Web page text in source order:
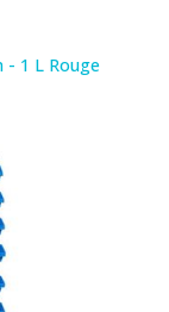
- 1 L Rouge